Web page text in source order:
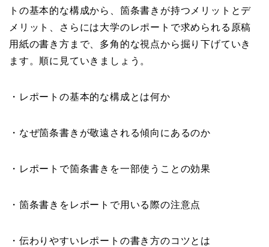
トの基本的な構成から、箇条書きが持つメリットとデ
メリット、さらには大学のレポートで求められる原稿
用紙の書き方まで、多角的な視点から掘り下げていき
ます。順に見ていきましょう。
・レポートの基本的な構成とは何か
・なぜ箇条書きが敬遠される傾向にあるのか
・レポートで箇条書きを一部使うことの効果
・箇条書きをレポートで用いる際の注意点
・伝わりやすいレポートの書き方のコツとは